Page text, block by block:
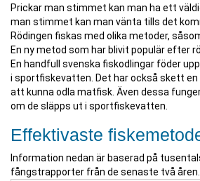
Prickar man stimmet kan man ha ett
man stimmet kan man vänta tills det
Rödingen fiskas med olika metoder,
En ny metod som har blivit populär efter
En handfull svenska fiskodlingar föder
i sportfiskevatten. Det har också skett en
att kunna odla matfisk. Även dessa
om de släpps ut i sportfiskevatten.
Effektivaste
Information nedan är baserad på
fångstrapporter från de senaste två åren.